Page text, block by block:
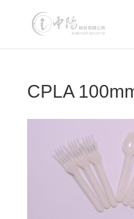
CPLA